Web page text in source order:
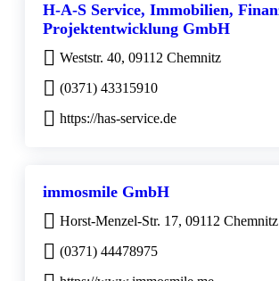
H-A-S Service, Immobilien,
Projektentwicklung GmbH
Weststr. 40, 09112 Chemnitz
(0371) 43315910
https://has-service.de
immosmile GmbH
Horst-Menzel-Str. 17, 09112 Chemnitz
(0371) 44478975